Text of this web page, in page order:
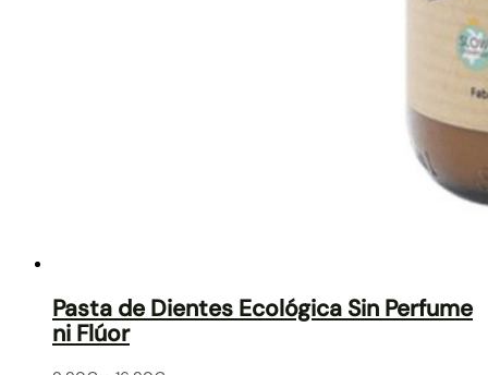
Pasta de Dientes Ecológica Sin Perfume
ni Flúor